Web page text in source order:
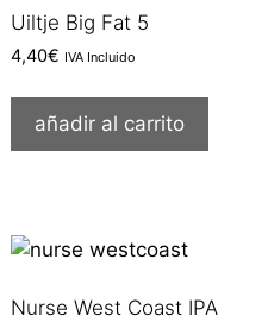
Uiltje Big Fat 5
4,40€ IVA Incluido
añadir al carrito
Nurse West Coast IPA